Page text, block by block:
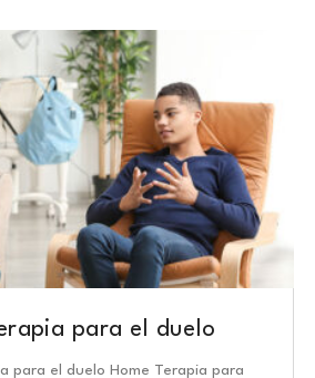
para el duelo
para el duelo Home Terapia para